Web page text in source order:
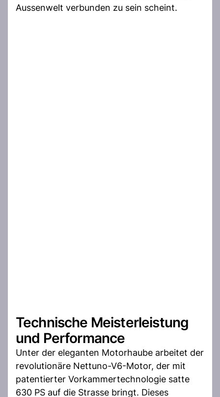
Aussenwelt verbunden zu sein scheint.
Technische Meisterleistung
und Performance
Unter der eleganten Motorhaube arbeitet der
revolutionäre Nettuno-V6-Motor, der mit
patentierter Vorkammertechnologie satte
630 PS auf die Strasse bringt. Dieses